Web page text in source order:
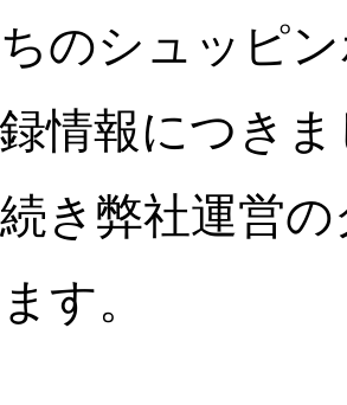
のシュッピ
情報につき
き弊社運営
す。